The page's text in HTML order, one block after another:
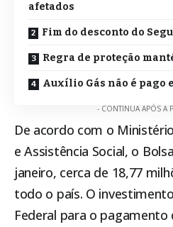
afetados
Fim do desconto do
Regra de proteção
Auxílio Gás não é pago
- CONTINUA APÓS A
De acordo com o
e Assistência Social, o
janeiro, cerca de 18,77
todo o país. O
Federal para o